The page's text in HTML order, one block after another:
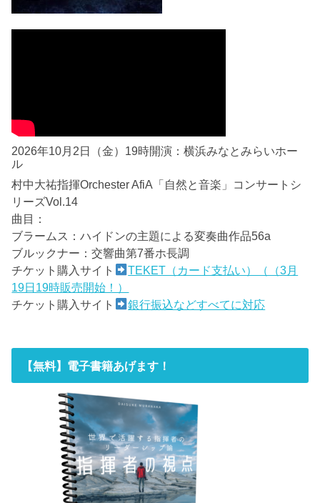
2026年10月2日（金）19時開演：横浜みなとみらいホー
ル
村中大祐指揮Orchester AfiA「自然と音楽」コンサートシ
リーズVol.14
曲目：
ブラームス：ハイドンの主題による変奏曲作品56a
ブルックナー：交響曲第7番ホ長調
チケット購入サイト
TEKET（カード支払い）（（3月
19日19時販売開始！）
チケット購入サイト
銀行振込などすべてに対応
【無料】電子書籍あげます！